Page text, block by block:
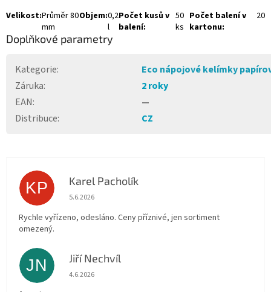
Velikost:Průměr 80
mm
Objem:0,2
l
Počet kusů v
balení:
50
ks
Počet balení v
kartonu:
20
Doplňkové parametry
Kategorie:
Eco nápojové kelímky
Záruka:
2 roky
EAN:
—
Distribuce: CZ
KP Karel Pacholík
Hodnocení obchodu je 4 z 5 hvězdiček.
5.6.2026
Rychle vyřízeno, odesláno. Ceny příznivé, jen sortiment
omezený.
JN Jiří Nechvíl
Hodnocení obchodu je 5 z 5 hvězdiček.
4.6.2026